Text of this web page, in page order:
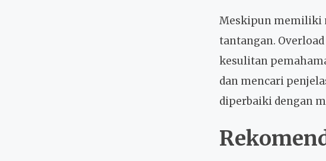
Meskipun memiliki
tantangan.
kesulitan
dan mencari
diperbaiki dengan